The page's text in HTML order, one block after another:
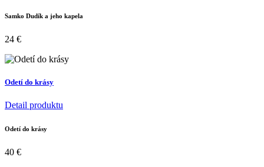
Samko Dudík a jeho kapela
24 €
Odetí do krásy
Detail produktu
Odetí do krásy
40 €